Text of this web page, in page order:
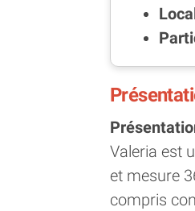
Valeria est
et mesure
compris